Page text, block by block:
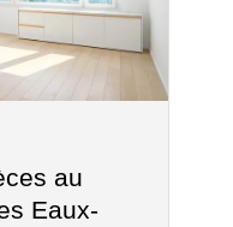
au
Eaux-